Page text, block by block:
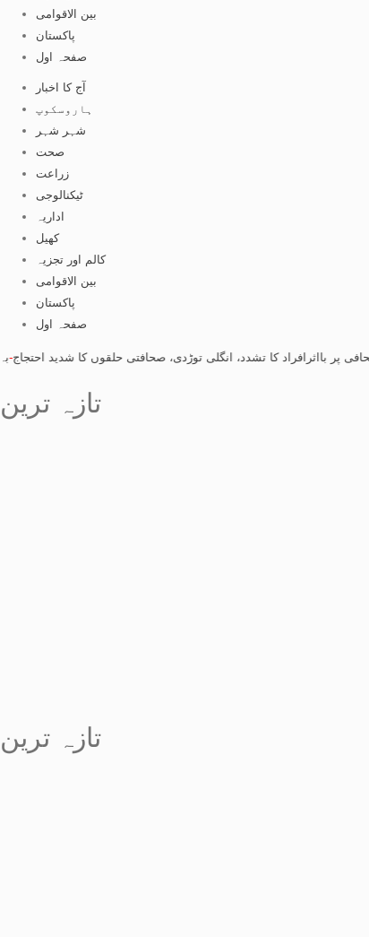
بین الاقوامی
پاکستان
صفحہ اول
آج کا اخبار
ہاروسکوپ
شہر شہر
صحت
زراعت
ٹیکنالوجی
اداریہ
کھیل
کالم اور تجزیہ
بین الاقوامی
پاکستان
صفحہ اول
کا تشدد، انگلی توڑدی، صحافتی حلقوں کا شدید احتجاج-بہاول پور:
تازہ ترین
تازہ ترین